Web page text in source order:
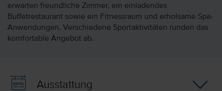
erwarten freundliche Zimmer, ein einladendes
Buffetrestaurant sowie ein Fitnessraum und erholsame Spa-
Anwendungen. Verschiedene Sportaktivitäten runden das
komfortable Angebot ab.
Ausstattung